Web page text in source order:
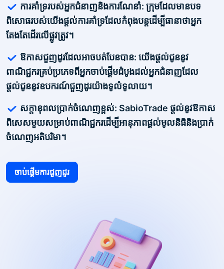
ការគាំទ្ររបស់អ្នកជំនាញនិងការណែនាំ: ក្រុមដែលមានបទ
ពិសោធរបស់យើងផ្តល់ការគាំទ្រដែលកំពុងបន្តដើម្បីធានាថាអ្នក
តែងតែដើរលើផ្លូវត្រូវ។
ឱកាសជួញដូរដែលអាចបត់បែនបាន: យើងផ្តល់ជូននូវ
ពាណិជ្ជករគ្រប់ប្រភេទពីអ្នកចាប់ផ្តើមដំបូងដល់អ្នកជំនាញដែល
ផ្តល់ជូននូវឧបករណ៍ជួញដូរយ៉ាងទូលំទូលាយ។
សក្តានុពលប្រាក់ចំណេញខ្ពស់: SabioTrade ផ្តល់នូវឱកាស
ពិសេសមួយសម្រាប់ពាណិជ្ជករដើម្បីអានុភាពផ្តល់មូលនិធិនិងប្រាក់
ចំណេញអតិបរិមា។
ចាប់ផ្តើមការជួញដូរ